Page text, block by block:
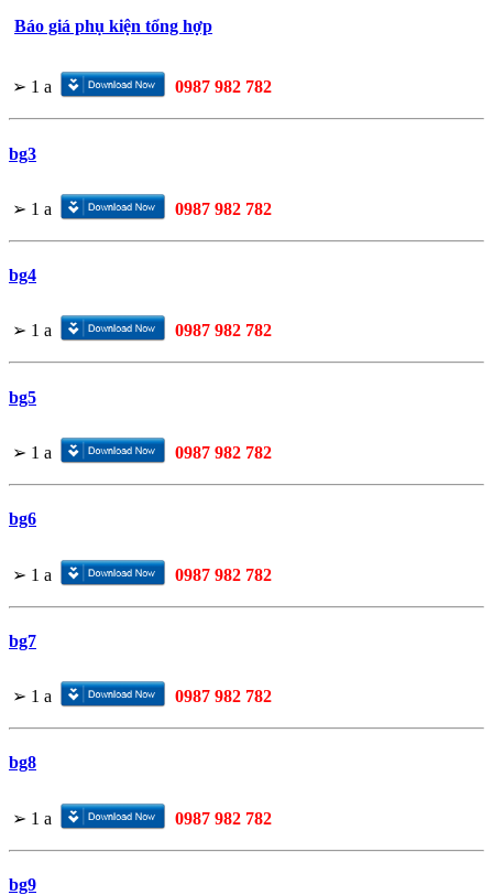
Báo giá phụ kiện tổng hợp
➢ 1 a 0987 982 782
bg3
➢ 1 a 0987 982 782
bg4
➢ 1 a 0987 982 782
bg5
➢ 1 a 0987 982 782
bg6
➢ 1 a 0987 982 782
bg7
➢ 1 a 0987 982 782
bg8
➢ 1 a 0987 982 782
bg9